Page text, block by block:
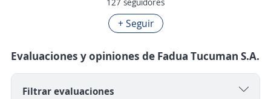
+ Seguir
Evaluaciones y opiniones de Fadua Tucuman S.A.
Filtrar evaluaciones